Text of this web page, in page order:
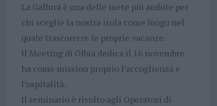
La Gallura è una delle mete più ambite per
chi sceglie la nostra isola come luogo nel
quale trascorrere le proprie vacanze.
Il Meeting di Olbia dedica il 16 novembre
ha come mission proprio l’accoglienza e
l’ospitalità.
Il seminario è rivolto agli Operatori di